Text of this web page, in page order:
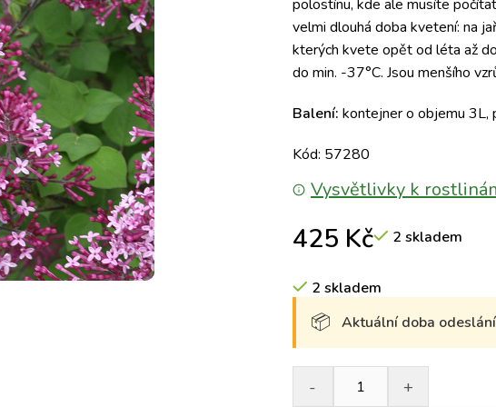
polostínu, kde ale musíte
velmi dlouhá doba kvetení: na
kterých kvete opět od léta až
do min. -37°C. Jsou menšího
Balení: kontejner o objemu
Kód: 57280
Vysvětlivky k
425 Kč 2 skladem
2 skladem
Aktuální doba